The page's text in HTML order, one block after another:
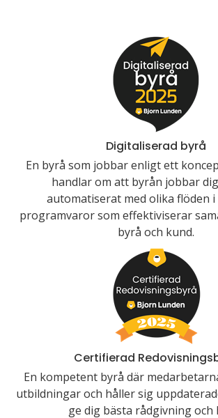
Digitaliserad byrå
En byrå som jobbar enligt ett
handlar om att byrån jobbar
automatiserat med olika flöden
programvaror som effektiviserar
byrå och kund.
Certifierad
En kompetent byrå där
utbildningar och håller sig
ge dig bästa rådgivning och